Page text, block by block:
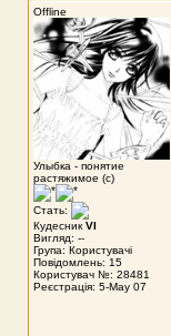
Offline
Улыбка - понятие
растяжимое (с)
Стать:
Кудесник VI
Вигляд: --
Група: Користувачі
Повідомлень: 15
Користувач №: 28481
Реєстрація: 5-May 07